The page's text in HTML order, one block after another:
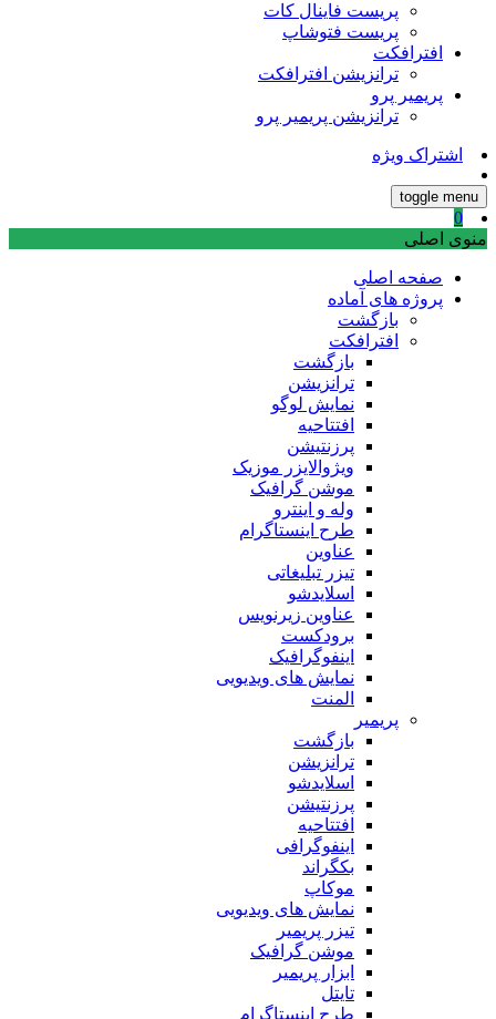
پریست فاینال کات
پریست فتوشاپ
افترافکت
ترانزیشن افترافکت
پریمیر پرو
ترانزیشن پریمیر پرو
اشتراک ویژه
toggle menu
0
منوی اصلی
صفحه اصلی
پروژه های آماده
بازگشت
افترافکت
بازگشت
ترانزیشن
نمایش لوگو
افتتاحیه
پرزنتیشن
ویژوالایزر موزیک
موشن گرافیک
وله و اینترو
طرح اینستاگرام
عناوین
تیزر تبلیغاتی
اسلایدشو
عناوین زیرنویس
برودکست
اینفوگرافیک
نمایش های ویدیویی
المنت
پریمیر
بازگشت
ترانزیشن
اسلایدشو
پرزنتیشن
افتتاحیه
اینفوگرافی
بکگراند
موکاپ
نمایش های ویدیویی
تیزر پریمیر
موشن گرافیک
ابزار پریمیر
تایتل
طرح اینستاگرام